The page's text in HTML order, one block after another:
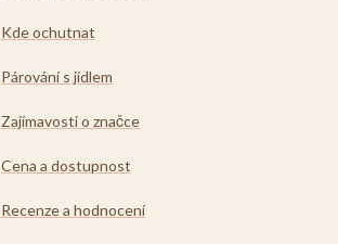
Kde ochutnat
Párování s jídlem
Zajímavosti o značce
Cena a dostupnost
Recenze a hodnocení